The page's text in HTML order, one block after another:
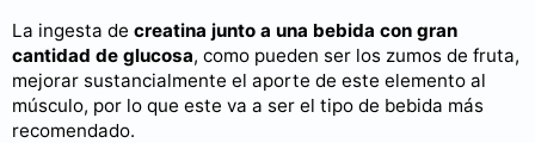
La ingesta de creatina junto a una bebida con gran
cantidad de glucosa, como pueden ser los zumos de fruta,
mejorar sustancialmente el aporte de este elemento al
músculo, por lo que este va a ser el tipo de bebida más
recomendado.